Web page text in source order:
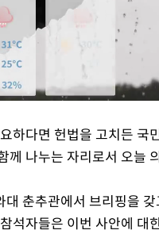
하다면 헌법을 고치든 국
께 나누는 자리로서 오늘
춘추관에서 브리핑을
석자들은 이번 사안에 대